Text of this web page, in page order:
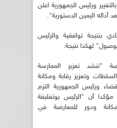
ورئيس الجمهورية اعلن
اليمين الدستورية".
بنتيجة توافقية والرئيس
لهكذا نتيجة.
"تنشد تعزيز الممارسة
وتعزيز رقابة ومكانة
ورئيس الجمهورية التزم
مؤكدا أن "الرئيس بوتفليقة
ودور للمعارضة في